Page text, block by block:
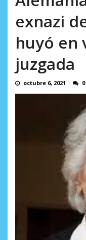
exnazi
huyó en
juzgada
octubre 6, 2021 0